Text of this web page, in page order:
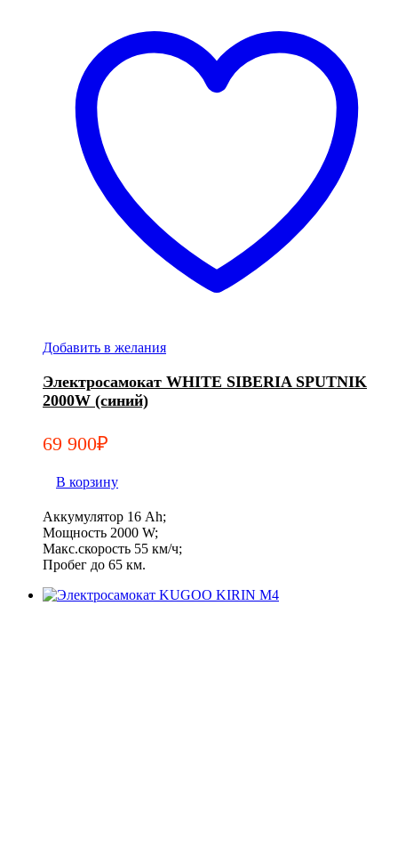
Добавить в желания
Электросамокат WHITE SIBERIA SPUTNIK
2000W (синий)
69 900₽
В корзину
Аккумулятор 16 Ah;
Мощность 2000 W;
Макс.скорость 55 км/ч;
Пробег до 65 км.